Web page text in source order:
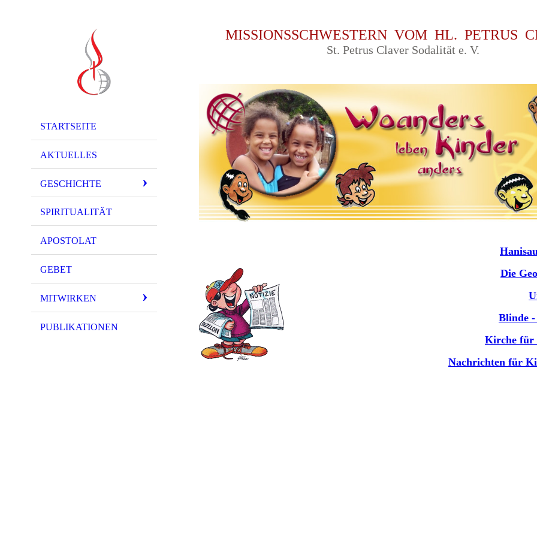
STARTSEITE
AKTUELLES
GESCHICHTE
SPIRITUALITÄT
APOSTOLAT
GEBET
MITWIRKEN
PUBLIKATIONEN
MISSIONSSCHWESTERN VOM HL. PETRUS
St. Petrus Claver Sodalität e. V.
Die
Blinde
Kirche für
Nachrichten für